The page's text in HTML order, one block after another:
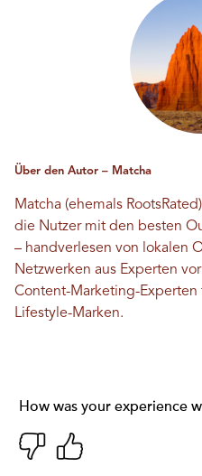
Über den Autor – Matcha
Matcha (ehemals
die Nutzer mit den besten
– handverlesen von lokalen
Netzwerken aus Experten
Content-Marketing-Experten
Lifestyle-Marken.